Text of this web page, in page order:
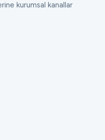
kurumsal kanallar